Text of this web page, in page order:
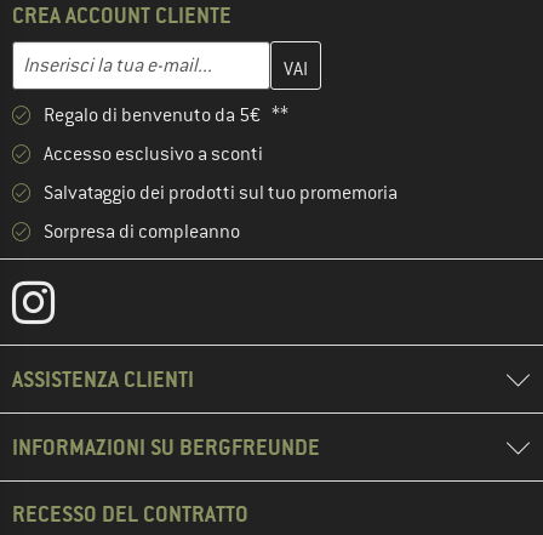
CREA ACCOUNT CLIENTE
Indirizzo e-mail
Inserisci qui il tuo indirizzo e-mail e crea il tuo account cliente
Regalo di benvenuto da 5€ **
Accesso esclusivo a sconti
Salvataggio dei prodotti sul tuo promemoria
Sorpresa di compleanno
ASSISTENZA CLIENTI
INFORMAZIONI SU BERGFREUNDE
RECESSO DEL CONTRATTO